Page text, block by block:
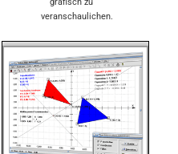
veranschaulichen.